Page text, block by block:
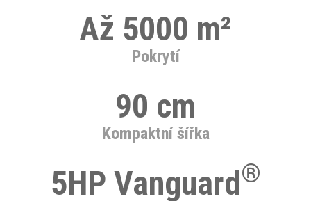
Pokrytí
Až 5000 m²
Kompaktní šířka
90 cm
5HP Vanguard®